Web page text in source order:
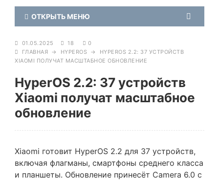
ОТКРЫТЬ МЕНЮ
01.05.2025 18
0
ГЛАВНАЯ → HYPEROS →
HYPEROS 2.2: 37 УСТРОЙСТВ
XIAOMI ПОЛУЧАТ МАСШТАБНОЕ ОБНОВЛЕНИЕ
HyperOS 2.2: 37 устройств
Xiaomi получат масштабное
обновление
Xiaomi готовит HyperOS 2.2 для 37 устройств,
включая флагманы, смартфоны среднего класса
и планшеты. Обновление принесёт Camera 6.0 с